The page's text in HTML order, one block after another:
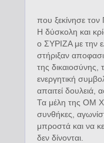
που ξεκίνησε τον
Η δύσκολη και
ο ΣΥΡΙΖΑ με την
στήριξαν
της δικαιοσύνης,
ενεργητική
απαιτεί δουλειά,
Τα μέλη της ΟΜ
συνθήκες,
μπροστά και να
δεν δίνονται.